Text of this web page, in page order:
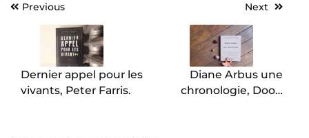
Navigation
l’article
Previous
Dernier appel pour les
vivants, Peter Farris.
Next
Diane Arbus une
chronologie, Doon